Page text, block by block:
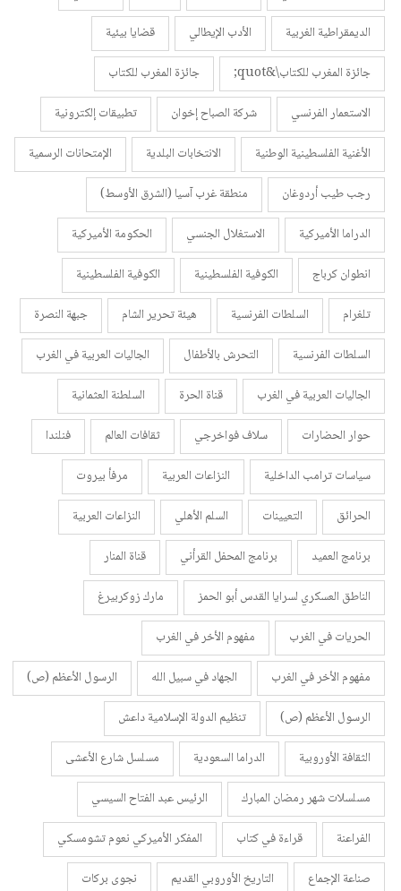
الديمقراطية الغربية
الأدب الإيطالي
قضايا بيئية
جائزة المغرب للكتاب\&quot;
جائزة المغرب للكتاب
الاستعمار الفرنسي
شركة الصباح إخوان
تطبيقات إلكترونية
الأغنية الفلسطينية الوطنية
الانتخابات البلدية
الإمتحانات الرسمية
رجب طيب أردوغان
منطقة غرب آسيا (الشرق الأوسط)
الدراما الأميركية
الاستغلال الجنسي
الحكومة الأميركية
انطوان كرباج
الكوفية الفلسطينية
الكوفية الفلسطينية
تلغرام
السلطات الفرنسية هيئة تحرير الشام
جبهة النصرة
السلطات الفرنسية
التحرش بالأطفال
الجاليات العربية في الغرب
الجاليات العربية في الغرب
قناة الحرة
السلطنة العثمانية
حوار الحضارات
سلاف فواخرجي ثقافات العالم
فنلندا
سياسات ترامب الداخلية
النزاعات العربية
مرفأ بيروت
الحرائق
التعيينات السلم الأهلي
النزاعات العربية
برنامج العميد
برنامج المحفل القرأني
قناة المنار
الناطق العسكري لسرايا القدس أبو الحمز
مارك زوكربيرغ
الحريات في الغرب
مفهوم الأخر في الغرب
مفهوم الأخر في الغرب
الجهاد في سبيل الله
الرسول الأعظم (ص)
الرسول الأعظم (ص)
تنظيم الدولة الإسلامية داعش
الثقافة الأوروبية
الدراما السعودية
مسلسل شارع الأعشى
مسلسلات شهر رمضان المبارك
الرئيس عبد الفتاح السيسي
الفراعنة
قراءة في كتاب
المفكر الأميركي نعوم تشومسكي
صناعة الإجماع
التاريخ الأوروبي القديم
نجوى بركات